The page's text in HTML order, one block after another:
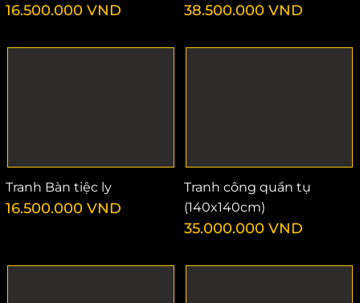
16.500.000 VND 38.500.000 VND
Tranh Bàn tiệc ly
16.500.000 VND
Tranh công quần tụ
(140x140cm)
35.000.000 VND